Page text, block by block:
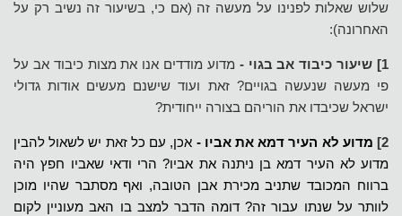
שלוש שאלות לפנינו על מעשה זה (אם כי, בשיעור זה נשיב רק על
האחרונה):
1] שיעור כיבוד אב בגוי -
מדוע מודדים אנו את מצות כיבוד אב על
פי מעשה שנעשה בגויים? זאת ועוד שישנם מעשים אודות גדולי
ישראל שכיבדו את הוריהם בצורה ייחודית?
2] מדוע לא העיר דמא את אביו - אכן, עם כל זאת יש לשאול להבין
מדוע לא העיר דמא בן ניתנה את אביו? הרי ודאי שאביו חפץ היה
ברווח המכובד שתניב מכירת אבן הטובה, ואף מסתבר שהיו מוכן
לוותר על שנתו עבור זה? דומה הדבר למצב בו האב מעוניין לקום